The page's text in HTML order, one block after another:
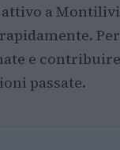
a
e
passate.